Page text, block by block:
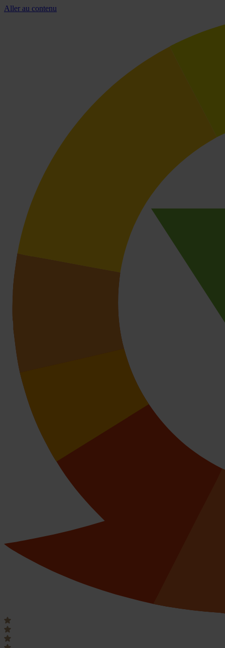
Aller au contenu